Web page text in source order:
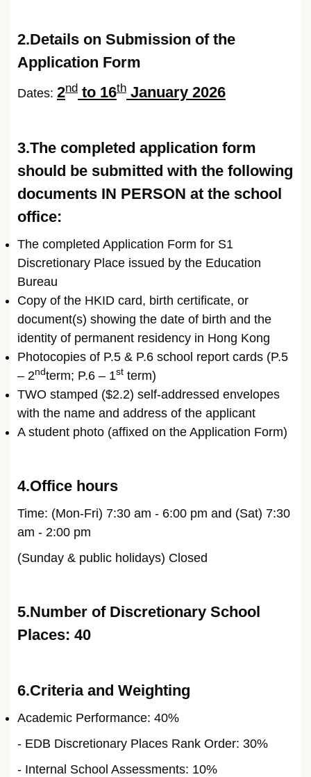
2.Details on Submission of the
Application Form
Dates: 2nd to 16th January 2026
3.The completed application form
should be submitted with the following
documents IN PERSON at the school
office:
The completed Application Form for S1
Discretionary Place issued by the Education
Bureau
Copy of the HKID card, birth certificate, or
document(s) showing the date of birth and the
identity of permanent residency in Hong Kong
Photocopies of P.5 & P.6 school report cards (P.5
– 2ndterm; P.6 – 1st term)
TWO stamped ($2.2) self-addressed envelopes
with the name and address of the applicant
A student photo (affixed on the Application Form)
4.Office hours
Time: (Mon-Fri) 7:30 am - 6:00 pm and (Sat) 7:30
am - 2:00 pm
(Sunday & public holidays) Closed
5.Number of Discretionary School
Places: 40
6.Criteria and Weighting
Academic Performance: 40%
- EDB Discretionary Places Rank Order: 30%
- Internal School Assessments: 10%